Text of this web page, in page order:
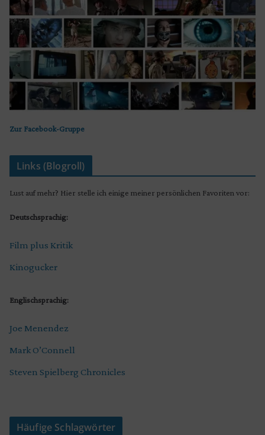
Zur Facebook-Gruppe
Links (Blogroll)
Lust auf mehr? Hier stelle ich einige meiner persönlichen Favoriten vor:
Deutschsprachig:
Film plus Kritik
Kinogucker
Englischsprachig:
Joe Menendez
Mark O’Connell
Steven Spielberg Chronicles
Häufige Schlagwörter